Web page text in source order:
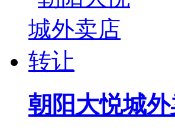
朝阳大悦城